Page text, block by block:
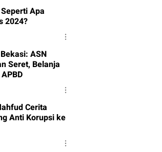
Apa
2024?
ASN
Seret, Belanja
Cerita
Anti Korupsi ke